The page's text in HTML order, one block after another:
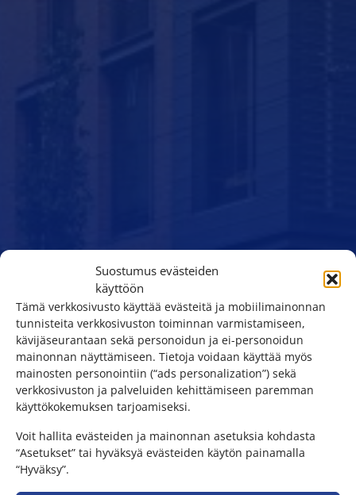
Suostumus evästeiden
käyttöön
Tämä verkkosivusto käyttää evästeitä ja mobiilimainonnan
tunnisteita verkkosivuston toiminnan varmistamiseen,
kävijäseurantaan sekä personoidun ja ei-personoidun
mainonnan näyttämiseen. Tietoja voidaan käyttää myös
mainosten personointiin (“ads personalization”) sekä
verkkosivuston ja palveluiden kehittämiseen paremman
käyttökokemuksen tarjoamiseksi.
Voit hallita evästeiden ja mainonnan asetuksia kohdasta
“Asetukset” tai hyväksyä evästeiden käytön painamalla
“Hyväksy”.